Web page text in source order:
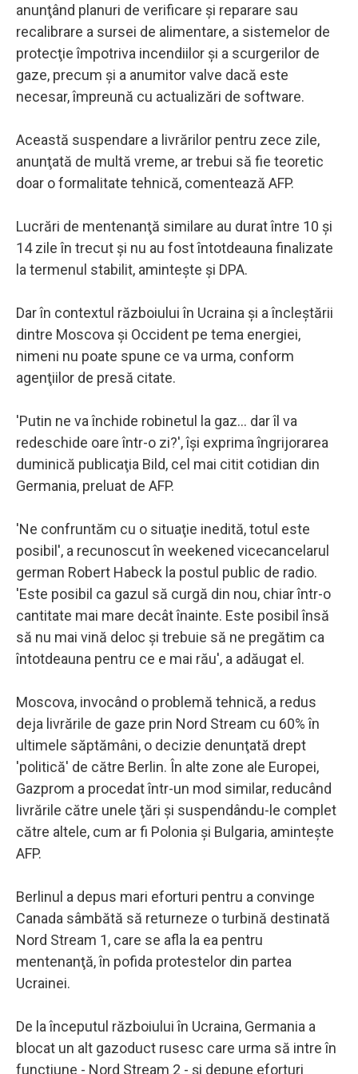
anunţând planuri de verificare şi reparare sau
recalibrare a sursei de alimentare, a sistemelor de
protecţie împotriva incendiilor şi a scurgerilor de
gaze, precum şi a anumitor valve dacă este
necesar, împreună cu actualizări de software.
Această suspendare a livrărilor pentru zece zile,
anunţată de multă vreme, ar trebui să fie teoretic
doar o formalitate tehnică, comentează AFP.
Lucrări de mentenanţă similare au durat între 10 şi
14 zile în trecut şi nu au fost întotdeauna finalizate
la termenul stabilit, aminteşte şi DPA.
Dar în contextul războiului în Ucraina şi a încleştării
dintre Moscova şi Occident pe tema energiei,
nimeni nu poate spune ce va urma, conform
agenţiilor de presă citate.
'Putin ne va închide robinetul la gaz... dar îl va
redeschide oare într-o zi?', îşi exprima îngrijorarea
duminică publicaţia Bild, cel mai citit cotidian din
Germania, preluat de AFP.
'Ne confruntăm cu o situaţie inedită, totul este
posibil', a recunoscut în weekened vicecancelarul
german Robert Habeck la postul public de radio.
'Este posibil ca gazul să curgă din nou, chiar într-o
cantitate mai mare decât înainte. Este posibil însă
să nu mai vină deloc şi trebuie să ne pregătim ca
întotdeauna pentru ce e mai rău', a adăugat el.
Moscova, invocând o problemă tehnică, a redus
deja livrările de gaze prin Nord Stream cu 60% în
ultimele săptămâni, o decizie denunţată drept
'politică' de către Berlin. În alte zone ale Europei,
Gazprom a procedat într-un mod similar, reducând
livrările către unele ţări şi suspendându-le complet
către altele, cum ar fi Polonia şi Bulgaria, aminteşte
AFP.
Berlinul a depus mari eforturi pentru a convinge
Canada sâmbătă să returneze o turbină destinată
Nord Stream 1, care se afla la ea pentru
mentenanţă, în pofida protestelor din partea
Ucrainei.
De la începutul războiului în Ucraina, Germania a
blocat un alt gazoduct rusesc care urma să intre în
funcţiune - Nord Stream 2 - şi depune eforturi